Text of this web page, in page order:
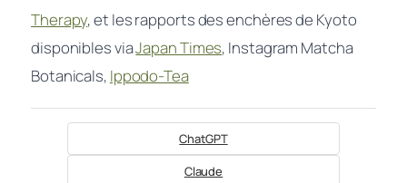
Therapy, et les rapports des enchères de Kyoto
disponibles viaJapan Times, Instagram Matcha
Botanicals, Ippodo-Tea
ChatGPT
Claude